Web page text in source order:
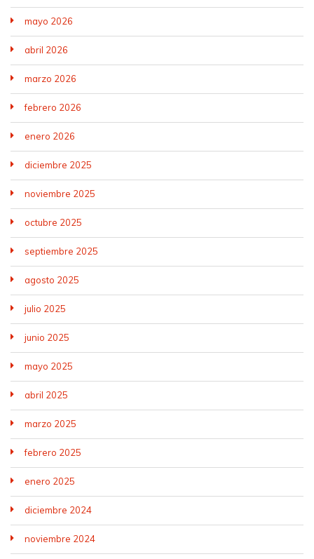
mayo 2026
abril 2026
marzo 2026
febrero 2026
enero 2026
diciembre 2025
noviembre 2025
octubre 2025
septiembre 2025
agosto 2025
julio 2025
junio 2025
mayo 2025
abril 2025
marzo 2025
febrero 2025
enero 2025
diciembre 2024
noviembre 2024